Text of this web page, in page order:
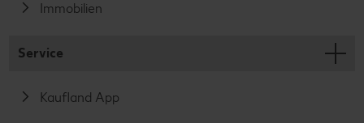
Immobilien
Service
Kaufland App